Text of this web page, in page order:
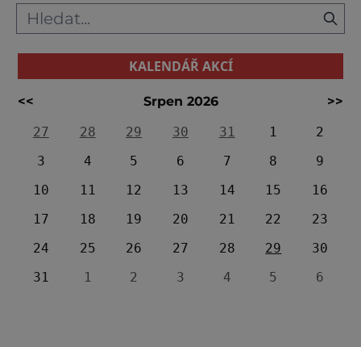
KALENDÁŘ AKCÍ
<< Srpen 2026
>>
27
28 29 30 31 1
2
3
4 5 6 7 8
9
10
11 12 13 14 15
16
17
18 19 20 21 22
23
24
25 26 27 28 29
30
31
1 2 3 4 5 6